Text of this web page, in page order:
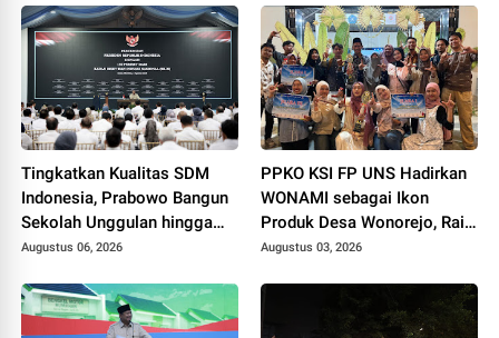
Tingkatkan Kualitas SDM
Indonesia, Prabowo Bangun
Sekolah Unggulan hingga
Undang Universitas Terbaik
Augustus 06, 2026
PPKO KSI FP UNS Hadirkan
WONAMI sebagai Ikon
Produk Desa Wonorejo, Raih
Tiga Penghargaan di
2026
Augustus 03, 2026